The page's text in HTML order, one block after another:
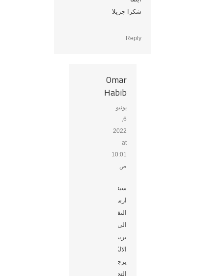
شكرا جزيلا
Reply
Omar
Habib
says:
يونيو
6,
2022
at
10:01
ص
سيتم
ارسال
التفاصيل
الى
بريدك
الالكتروني،
يرجى
التحقق